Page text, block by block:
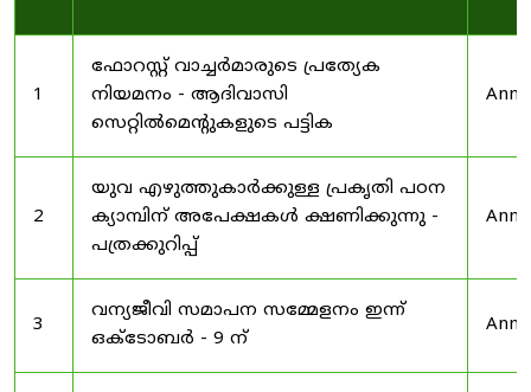
1
ഫോറസ്റ്റ് വാച്ചർമാരുടെ പ്രത്യേക
നിയമനം - ആദിവാസി
സെറ്റിൽമെന്റുകളുടെ പട്ടിക
2
യുവ എഴുത്തുകാർക്കുള്ള പ്രകൃതി പഠന
ക്യാമ്പിന് അപേക്ഷകൾ ക്ഷണിക്കുന്നു -
പത്രക്കുറിപ്പ്
3
വന്യജീവി സമാപന സമ്മേളനം ഇന്ന്
ഒക്ടോബർ - 9 ന്